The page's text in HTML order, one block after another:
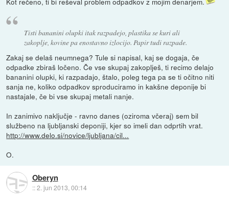
Tisti bananini olupki itak razpadejo, plastika se kuri ali
zakoplje, kovine pa enostavno izlocijo. Papir tudi razpade.
Zakaj se delaš neumnega? Tule si napisal, kaj se dogaja, če
odpadke zbiraš ločeno. Če vse skupaj zakoplješ, ti recimo delajo
bananini olupki, ki razpadajo, štalo, poleg tega pa se ti očitno niti
sanja ne, koliko odpadkov sproduciramo in kakšne deponije bi
nastajale, če bi vse skupaj metali nanje.
In zanimivo naključje - ravno danes (oziroma včeraj) sem bil
službeno na ljubljanski deponiji, kjer so imeli dan odprtih vrat.
http://www.delo.si/novice/ljubljana/cil...
O.
Oberyn
::2. jun 2013, 00:14